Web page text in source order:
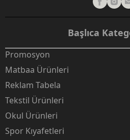
Başlıca
Promosyon
Matbaa Ürünleri
Reklam Tabela
Tekstil Ürünleri
Okul Ürünleri
Spor Kıyafetleri